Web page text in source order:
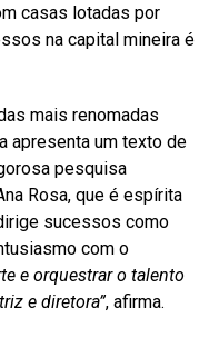
casas lotadas por
na capital mineira é
mais renomadas
apresenta um texto de
pesquisa
Rosa, que é espírita
sucessos como
com o
e orquestrar o talento
e diretora”, afirma.